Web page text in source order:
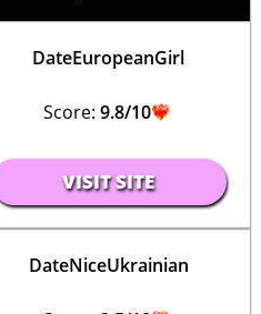
DateEuropeanGirl
Score: 9.8/10
VISIT SITE
DateNiceUkrainian